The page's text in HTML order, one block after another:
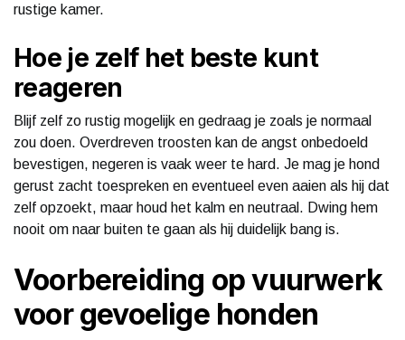
rustige kamer.
Hoe je zelf het beste kunt
reageren
Blijf zelf zo rustig mogelijk en gedraag je zoals je normaal
zou doen. Overdreven troosten kan de angst onbedoeld
bevestigen, negeren is vaak weer te hard. Je mag je hond
gerust zacht toespreken en eventueel even aaien als hij dat
zelf opzoekt, maar houd het kalm en neutraal. Dwing hem
nooit om naar buiten te gaan als hij duidelijk bang is.
Voorbereiding op vuurwerk
voor gevoelige honden